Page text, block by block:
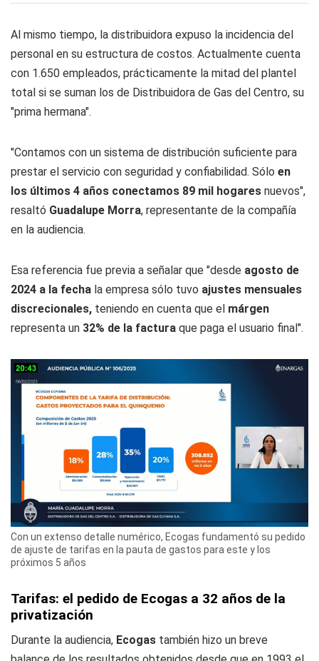
Al mismo tiempo, la distribuidora expuso la incidencia del
personal en su estructura de costos. Actualmente cuenta
con 1.650 empleados, prácticamente la mitad del plantel
total si se suman los de Distribuidora de Gas del Centro, su
"prima hermana".
"Contamos con un sistema de distribución suficiente para
prestar el servicio con seguridad y confiabilidad. Sólo en
los últimos 4 años conectamos 89 mil hogares nuevos",
resaltó Guadalupe Morra, representante de la compañía
en la audiencia.
Esa referencia fue previa a señalar que "desde agosto de
2024 a la fecha la empresa sólo tuvo ajustes mensuales
discrecionales, teniendo en cuenta que el márgen
representa un 32% de la factura que paga el usuario final".
Con un extenso detalle numérico, Ecogas fundamentó su pedido
de ajuste de tarifas en la pauta de gastos para este y los
próximos 5 años
Tarifas: el pedido de Ecogas a 32 años de la
privatización
Durante la audiencia, Ecogas también hizo un breve